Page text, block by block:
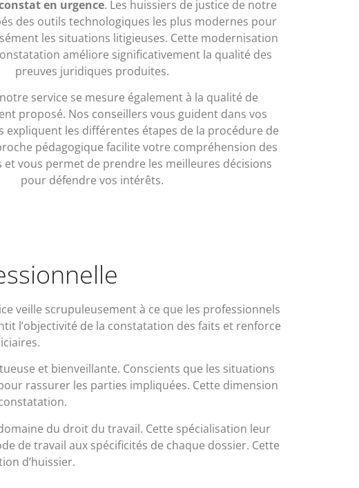
en urgence. Les huissiers de justice de notre
des outils technologiques les plus modernes pour
les situations litigieuses. Cette modernisation
améliore significativement la qualité des
preuves juridiques produites.
service se mesure également à la qualité de
proposé. Nos conseillers vous guident dans vos
expliquent les différentes étapes de la procédure de
pédagogique facilite votre compréhension des
et vous permet de prendre les meilleures décisions
pour défendre vos intérêts.
veille scrupuleusement à ce que les professionnels
l’objectivité de la constatation des faits et renforce
et bienveillante. Conscients que les situations
rassurer les parties impliquées. Cette dimension
du droit du travail. Cette spécialisation leur
de travail aux spécificités de chaque dossier. Cette
d’huissier.